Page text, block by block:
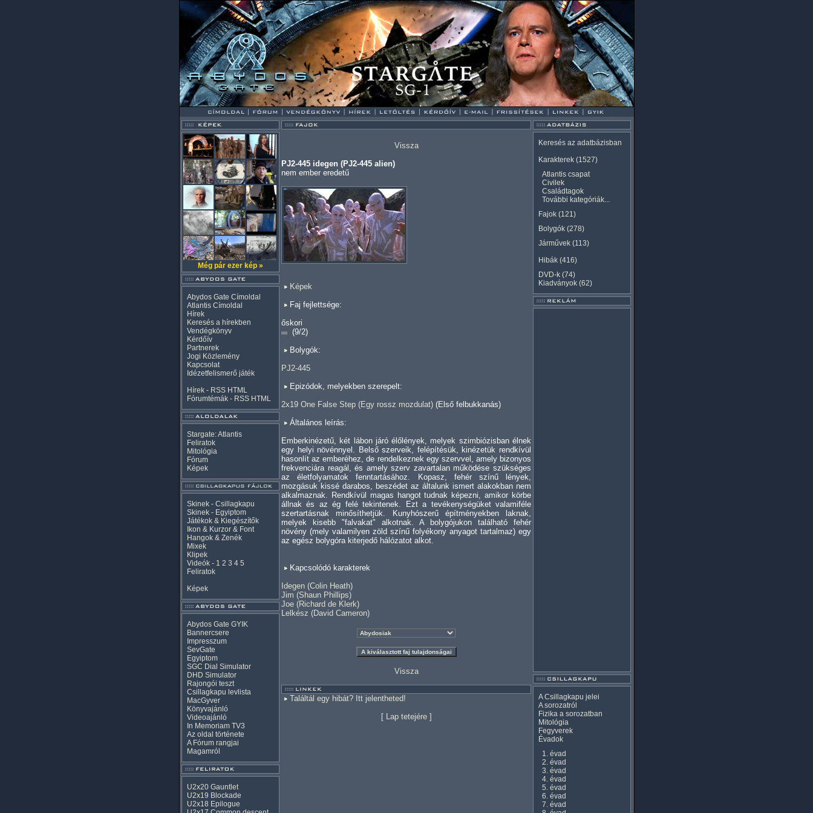
Még pár ezer kép »
Abydos Gate Címoldal
Atlantis Címoldal
Hírek
Keresés a hírekben
Vendégkönyv
Kérdőív
Partnerek
Jogi Közlemény
Kapcsolat
Idézetfelismerő játék
Hírek - RSS HTML
Fórumtémák - RSS HTML
Stargate: Atlantis
Feliratok
Mitológia
Fórum
Képek
Skinek - Csillagkapu
Skinek - Egyiptom
Játékok & Kiegészítők
Ikon & Kurzor & Font
Hangok & Zenék
Mixek
Klipek
Videók - 1 2 3 4 5
Feliratok
Képek
Abydos Gate GYIK
Bannercsere
Impresszum
SevGate
Egyiptom
SGC Dial Simulator
DHD Simulator
Rajongói teszt
Csillagkapu levlista
MacGyver
Könyvajánló
Videoajánló
In Memoriam TV3
Az oldal története
A Fórum rangjai
Magamról
U2x20 Gauntlet
U2x19 Blockade
U2x18 Epilogue
Vissza
PJ2-445 idegen (PJ2-445 alien)
nem ember eredetű
Képek
Faj fejlettsége:
őskori
(9/2)
Bolygók:
PJ2-445
Epizódok, melyekben szerepelt:
2x19 One False Step (Egy rossz mozdulat) (Első felbukkanás)
Általános leírás:
Emberkinézetű, két lábon járó élőlények, melyek szimbiózisban élnek
egy helyi növénnyel. Belső szerveik, felépítésük, kinézetük rendkívül
hasonlít az emberéhez, de rendelkeznek egy szervvel, amely bizonyos
frekvenciára reagál, és amely szerv zavartalan működése szükséges
az életfolyamatok fenntartásához. Kopasz, fehér színű lények,
mozgásuk kissé darabos, beszédet az általunk ismert alakokban nem
alkalmaznak. Rendkívül magas hangot tudnak képezni, amikor körbe
állnak és az ég felé tekintenek. Ezt a tevékenységüket valamiféle
szertartásnak minősíthetjük. Kunyhószerű építményekben laknak,
melyek kisebb "falvakat" alkotnak. A bolygójukon található fehér
növény (mely valamilyen zöld színű folyékony anyagot tartalmaz) egy
az egész bolygóra kiterjedő hálózatot alkot.
Kapcsolódó karakterek
Idegen (Colin Heath)
Jim (Shaun Phillips)
Joe (Richard de Klerk)
Lelkész (David Cameron)
Vissza
Találtál egy hibát? Itt jelentheted!
[ Lap tetejére]
Keresés az adatbázisban
Karakterek (1527)
Atlantis csapat
Civilek
Családtagok
További kategóriák...
Fajok (121)
Bolygók (278)
Járművek (113)
Hibák (416)
DVD-k (74)
Kiadványok (62)
A Csillagkapu jelei
A sorozatról
Fizika a sorozatban
Mitológia
Fegyverek
Évadok
1. évad
2. évad
3. évad
4. évad
5. évad
6. évad
7. évad